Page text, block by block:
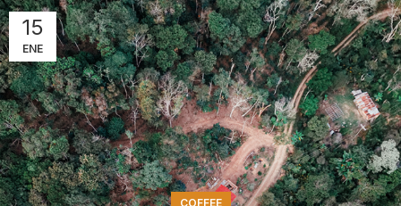
15
ENE
COFFEE